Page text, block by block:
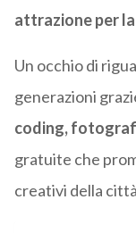
attrazione per
Un occhio di
generazioni
coding,
gratuite che
creativi della